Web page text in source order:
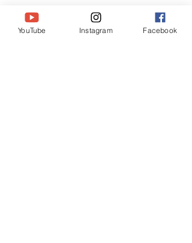
YouTube Instagram Facebook